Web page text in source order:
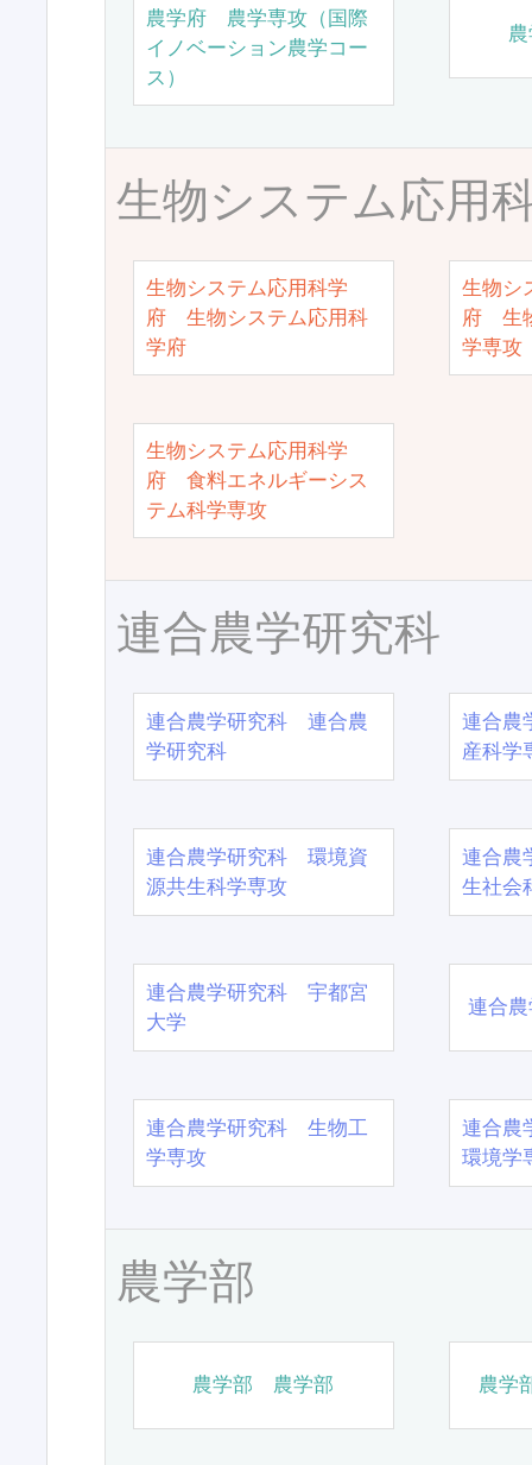
農学府 農学専攻（国際
イノベーション農学コー
ス）
生物システム応用
生物システム応用科学
府 生物システム応用科
学府
生物シ
府 生
学専攻
生物システム応用科学
府 食料エネルギーシス
テム科学専攻
連合農学研究科
連合農学研究科 連合農
学研究科
連合農
産科学
連合農学研究科 環境資
源共生科学専攻
連合農
生社会
連合農学研究科 宇都宮
大学
連合
連合農学研究科 生物工
学専攻
連合農
環境学
農学部
農学部 農学部 農学